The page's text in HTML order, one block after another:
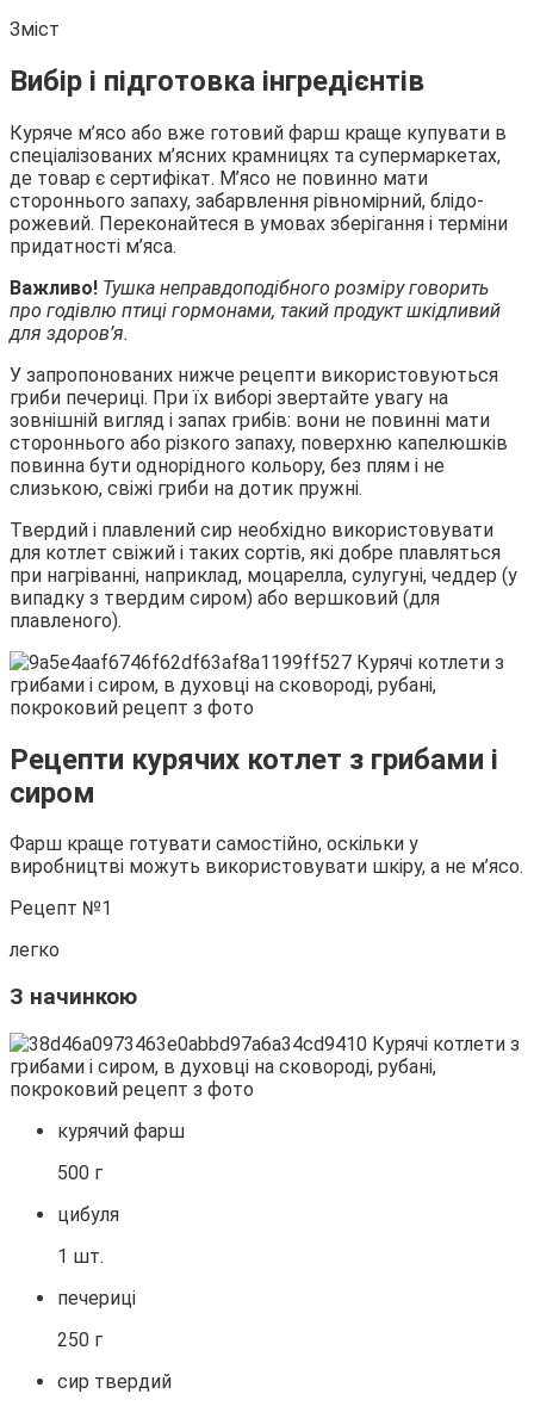
Зміст
Вибір і підготовка інгредієнтів
Куряче м’ясо або вже готовий фарш краще купувати в
спеціалізованих м’ясних крамницях та супермаркетах,
де товар є сертифікат. М’ясо не повинно мати
стороннього запаху, забарвлення рівномірний, блідо-
рожевий. Переконайтеся в умовах зберігання і терміни
придатності м’яса.
Важливо! Тушка неправдоподібного розміру говорить
про годівлю птиці гормонами, такий продукт шкідливий
для здоров’я.
У запропонованих нижче рецепти використовуються
гриби печериці. При їх виборі звертайте увагу на
зовнішній вигляд і запах грибів: вони не повинні мати
стороннього або різкого запаху, поверхню капелюшків
повинна бути однорідного кольору, без плям і не
слизькою, свіжі гриби на дотик пружні.
Твердий і плавлений сир необхідно використовувати
для котлет свіжий і таких сортів, які добре плавляться
при нагріванні, наприклад, моцарелла, сулугуні, чеддер (у
випадку з твердим сиром) або вершковий (для
плавленого).
Рецепти курячих котлет з грибами і
сиром
Фарш краще готувати самостійно, оскільки у
виробництві можуть використовувати шкіру, а не м’ясо.
Рецепт №1
легко
З начинкою
курячий фарш
500 г
цибуля
1 шт.
печериці
250 г
сир твердий